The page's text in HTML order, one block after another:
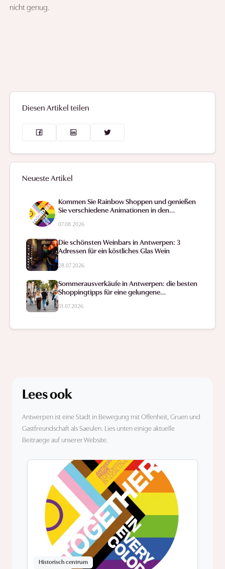
nicht genug.
Neueste Artikel
Kommen Sie Rainbow Shoppen und genießen
Sie verschiedene Animationen in den
07.08.2026
Die schönsten Weinbars in Antwerpen: 3
Adressen für ein köstliches Glas Wein
28.07.2026
Sommerausverkäufe in Antwerpen: die besten
Shoppingtipps für eine gelungene
01.07.2026
Diesen Artikel teilen
Lees ook
Antwerpen ist eine Stadt in Bewegung mit Offenheit, Gruen und
Gastfreundschaft als Saeulen. Lies unten einige aktuelle
Beitraege auf unserer Website.
Historisch centrum